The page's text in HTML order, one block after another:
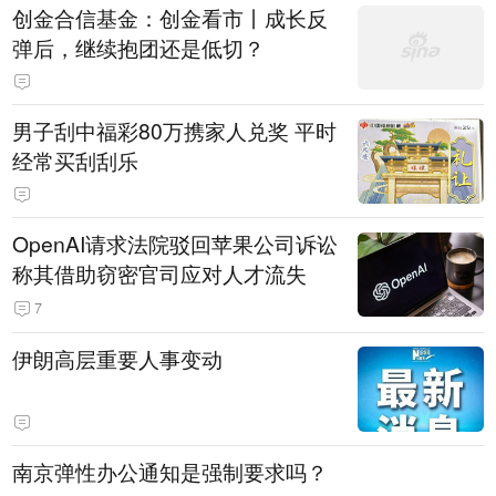
创金合信基金：创金看市丨成长反
弹后，继续抱团还是低切？
男子刮中福彩80万携家人兑奖 平时
经常买刮刮乐
OpenAI请求法院驳回苹果公司诉讼
称其借助窃密官司应对人才流失
7
伊朗高层重要人事变动
南京弹性办公通知是强制要求吗？